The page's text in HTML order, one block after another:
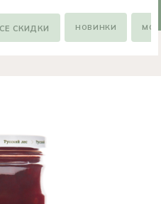
СКИДКИ НОВИНКИ